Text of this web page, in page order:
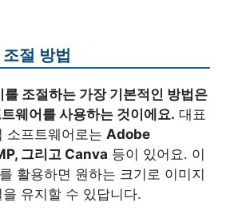
절 방법
를 조절하는 가장 기본적인 방법은
웨어를 사용하는 것이에요. 대표
소프트웨어로는 Adobe
그리고 Canva 등이 있어요. 이
활용하면 원하는 크기로 이미지
유지할 수 있답니다.